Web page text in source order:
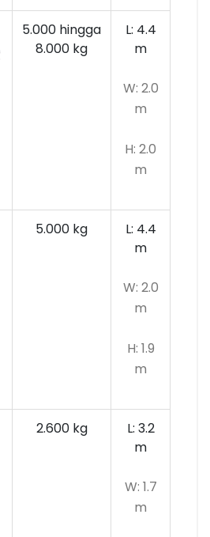
5.000 hingga
8.000 kg
L: 4.4
m
W: 2.0
m
H: 2.0
m
5.000 kg
L: 4.4
m
W: 2.0
m
H: 1.9
m
2.600 kg
L: 3.2
m
W: 1.7
m